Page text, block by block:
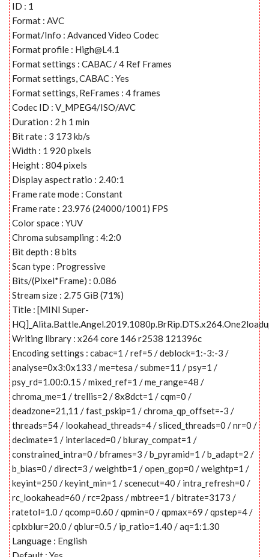
ID : 1
Format : AVC
Format/Info : Advanced Video Codec
Format profile : High@L4.1
Format settings : CABAC / 4 Ref Frames
Format settings, CABAC : Yes
Format settings, ReFrames : 4 frames
Codec ID : V_MPEG4/ISO/AVC
Duration : 2 h 1 min
Bit rate : 3 173 kb/s
Width : 1 920 pixels
Height : 804 pixels
Display aspect ratio : 2.40:1
Frame rate mode : Constant
Frame rate : 23.976 (24000/1001) FPS
Color space : YUV
Chroma subsampling : 4:2:0
Bit depth : 8 bits
Scan type : Progressive
Bits/(Pixel*Frame) : 0.086
Stream size : 2.75 GiB (71%)
Title : [MINI Super-
Writing library : x264 core 146 r2538 121396c
Encoding settings : cabac=1 / ref=5 / deblock=1:-3:-3 /
analyse=0x3:0x133 / me=tesa / subme=11 / psy=1 /
psy_rd=1.00:0.15 / mixed_ref=1 / me_range=48 /
chroma_me=1 / trellis=2 / 8x8dct=1 / cqm=0 /
deadzone=21,11 / fast_pskip=1 / chroma_qp_offset=-3 /
threads=54 / lookahead_threads=4 / sliced_threads=0 / nr=0 /
decimate=1 / interlaced=0 / bluray_compat=1 /
constrained_intra=0 / bframes=3 / b_pyramid=1 / b_adapt=2 /
b_bias=0 / direct=3 / weightb=1 / open_gop=0 / weightp=1 /
keyint=250 / keyint_min=1 / scenecut=40 / intra_refresh=0 /
rc_lookahead=60 / rc=2pass / mbtree=1 / bitrate=3173 /
ratetol=1.0 / qcomp=0.60 / qpmin=0 / qpmax=69 / qpstep=4 /
cplxblur=20.0 / qblur=0.5 / ip_ratio=1.40 / aq=1:1.30
Language : English